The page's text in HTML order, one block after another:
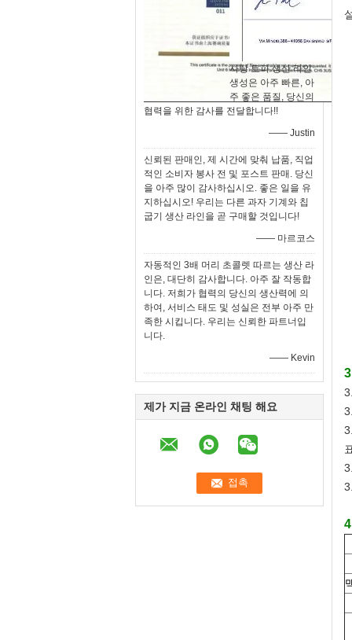
사탕 토피 생산 라인
생성은 아주 빠른, 아
주 좋은 품질, 당신의
협력을 위한 감사를 전달합니다!!
—— Justin
신뢰된 판매인, 제 시간에 맞춰 납품, 직업
적인 소비자 봉사 전 및 포스트 판매. 당신
을 아주 많이 감사하십시오. 좋은 일을 유
지하십시오! 우리는 다른 과자 기계와 칩
굽기 생산 라인을 곧 구매할 것입니다!
—— 마르코스
자동적인 3배 머리 초콜렛 따르는 생산 라
인은, 대단히 감사합니다. 아주 잘 작동합
니다. 저희가 협력의 당신의 생산력에 의
하여, 서비스 태도 및 성실은 전부 아주 만
족한 시킵니다. 우리는 신뢰한 파트너입
니다.
—— Kevin
제가 지금 온라인 채팅 해요